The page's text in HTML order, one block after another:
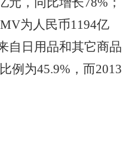
为人民币1194亿
自日用品和其它商品
例为45.9%，而2013